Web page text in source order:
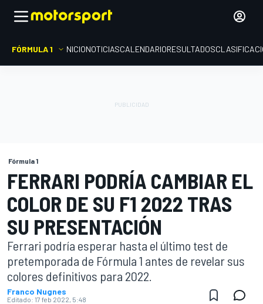
FÓRMULA 1 INICIONOTICIASCALENDARIORESULTADOS
Fórmula 1
FERRARI PODRÍA CAMBIAR EL
COLOR DE SU F1 2022 TRAS
SU PRESENTACIÓN
Ferrari podría esperar hasta el último test de
pretemporada de Fórmula 1 antes de revelar sus
colores definitivos para 2022.
Franco Nugnes
Editado: 17 feb 2022, 5:48